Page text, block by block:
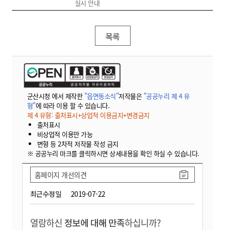
실시 안내
목록
군산시청 에서 제작한 "읍면동소식"저작물은 "공공누리 제 4 유
형"에 따라 이용 할 수 있습니다.
제 4 유형: 출처표시+상업적 이용금지+변경금지
출처표시
비상업적 이용만 가능
변형 등 2차적 저작물 작성 금지
※ 공공누리 마크를 클릭하시면 상세내용을 확인 하실 수 있습니다.
최근수정일 2019-07-22
홈페이지 개선의견
열람하신 정보에 대해 만족하십니까?